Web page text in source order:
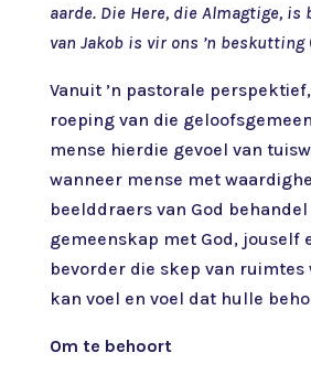
aarde. Die Here, die Almagtige, is
van Jakob is vir ons ’n beskutting
Vanuit ’n pastorale
roeping van die
mense hierdie gevoel van
wanneer mense met
beelddraers van God
gemeenskap met God, jouself
bevorder die skep van
kan voel en voel dat hulle
Om te behoort